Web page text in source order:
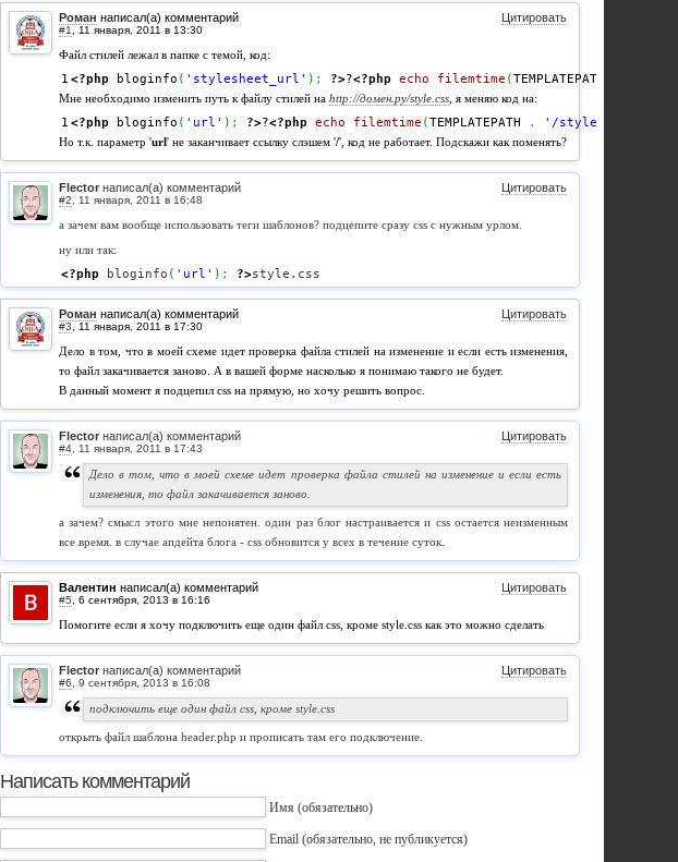
Роман написал(а) комментарий Цитировать
#1
Файл стилей лежал в папке с темой, код:
<?php bloginfo ( 'stylesheet_url' ) ; ?>?<?php echo filemtime (TEMPLATEPATH
Мне необходимо изменить путь к файлу стилей на http://домен.ру/style.css , я меняю код на:
<?php bloginfo ( 'url' ) ; ?>?<?php echo filemtime (TEMPLATEPATH . '/style.css'
Но т.к. параметр 'url' не заканчивает ссылку слэшем '/', код не работает. Подскажи как поменять?
Flector написал(а) комментарий Цитировать
#2
а зачем вам вообще использовать теги шаблонов? подцепите сразу css с нужным урлом.
ну или так:
<?php bloginfo ( 'url' ) ; ?>style.css
Роман написал(а) комментарий Цитировать
#3
Дело в том, что в моей схеме идет проверка файла стилей на изменение и если есть изменения,
то файл закачивается заново. А в вашей форме насколько я понимаю такого не будет.
В данный момент я подцепил css на прямую, но хочу решить вопрос.
Flector написал(а) комментарий Цитировать
#4
Дело в том, что в моей схеме идет проверка файла стилей на изменение и если есть
изменения, то файл закачивается заново.
а зачем? смысл этого мне непонятен. один раз блог настраивается и css остается неизменным
все время. в случае апдейта блога - css обновится у всех в течение суток.
Валентин написал(а) комментарий Цитировать
#5
Помогите если я хочу подключить еще один файл css, кроме style.css как это можно сделать
Flector написал(а) комментарий Цитировать
#6
подключить еще один файл css, кроме style.css
открыть файл шаблона header.php и прописать там его подключение.
Написать комментарий
Имя (обязательно)
Email (обязательно, не публикуется)